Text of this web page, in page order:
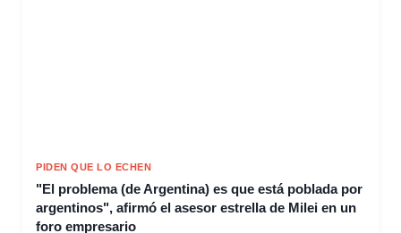
PIDEN QUE LO ECHEN
"El problema (de Argentina) es que está poblada por
argentinos", afirmó el asesor estrella de Milei en un
foro empresario